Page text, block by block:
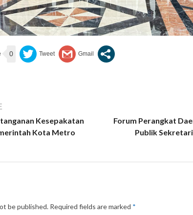
0
Kesepakatan
Kota Metro
Forum Perangkat
Publik
be published. Required fields are marked *